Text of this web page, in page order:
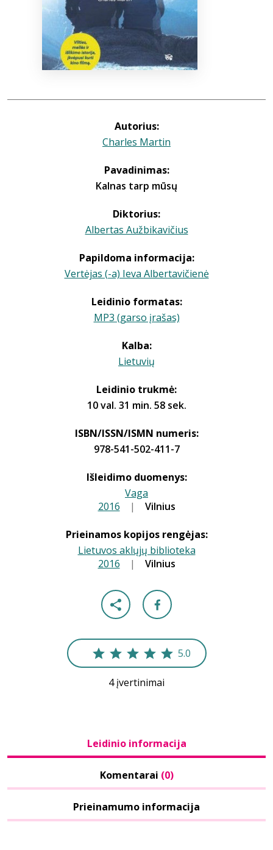
Autorius:
Charles Martin
Pavadinimas:
Kalnas tarp mūsų
Diktorius:
Albertas Aužbikavičius
Papildoma informacija:
Vertėjas (-a) Ieva Albertavičienė
Leidinio formatas:
MP3 (garso įrašas)
Kalba:
Lietuvių
Leidinio trukmė:
10 val. 31 min. 58 sek.
ISBN/ISSN/ISMN numeris:
978-541-502-411-7
Išleidimo duomenys:
Vaga
2016 | Vilnius
Prieinamos kopijos rengėjas:
Lietuvos aklųjų biblioteka
2016 | Vilnius
5.0
4 įvertinimai
Leidinio informacija
Komentarai (0)
Prieinamumo informacija